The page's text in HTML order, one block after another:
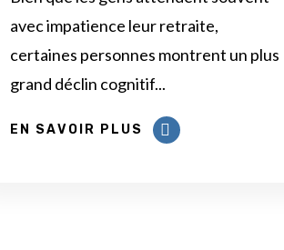
avec impatience leur retraite,
certaines personnes montrent un plus
grand déclin cognitif...
EN SAVOIR PLUS